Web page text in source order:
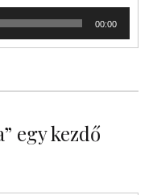
00:00
egy kezdő